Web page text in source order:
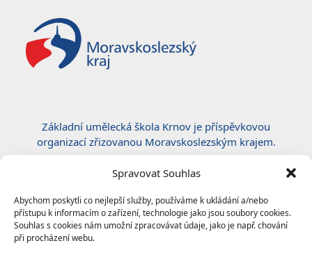
Spravovat Souhlas
Abychom poskytli co nejlepší služby, používáme k ukládání a/nebo
přístupu k informacím o zařízení, technologie jako jsou soubory cookies.
Souhlas s cookies nám umožní zpracovávat údaje, jako je např. chování
při procházení webu.
Základní umělecká škola Krnov je příspěvkovou
organizací zřizovanou Moravskoslezským krajem.
Certifikace ČSN EN ISO 50001:2019